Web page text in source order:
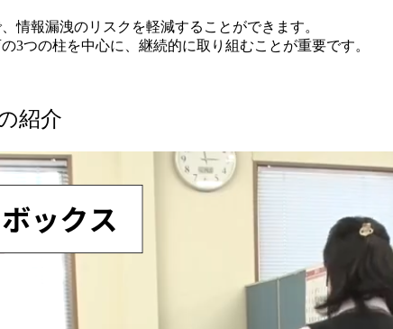
情報漏洩のリスクを軽減することができます。
3つの柱を中心に、継続的に取り組むことが重要です。
紹介